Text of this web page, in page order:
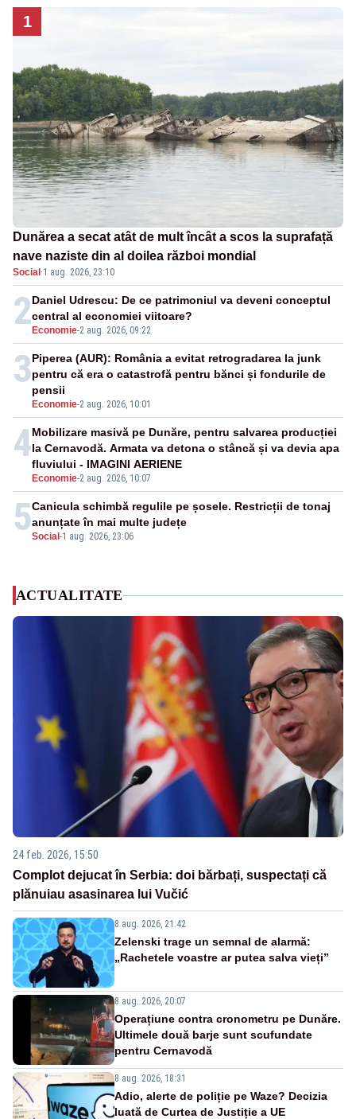
1
Dunărea a secat atât de mult încât a scos la suprafață
nave naziste din al doilea război mondial
Social ·1 aug. 2026, 23:10
2 Economie-2 aug. 2026, 09:22
Daniel Udrescu: De ce patrimoniul va deveni conceptul
central al economiei viitoare?
3
Economie-2 aug. 2026, 10:01
Piperea (AUR): România a evitat retrogradarea la junk
pentru că era o catastrofă pentru bănci și fondurile de
pensii
4
Economie-2 aug. 2026, 10:07
Mobilizare masivă pe Dunăre, pentru salvarea producției
la Cernavodă. Armata va detona o stâncă și va devia apa
fluviului - IMAGINI AERIENE
5Social -1 aug. 2026, 23:06
Canicula schimbă regulile pe șosele. Restricții de tonaj
anunțate în mai multe județe
ACTUALITATE
24 feb. 2026, 15:50
Complot dejucat în Serbia: doi bărbați, suspectați că
plănuiau asasinarea lui Vučić
8 aug. 2026, 21:42
Zelenski trage un semnal de alarmă:
„Rachetele voastre ar putea salva vieți”
8 aug. 2026, 20:07
Operațiune contra cronometru pe Dunăre.
Ultimele două barje sunt scufundate
pentru Cernavodă
8 aug. 2026, 18:31
Adio, alerte de poliție pe Waze? Decizia
luată de Curtea de Justiție a UE